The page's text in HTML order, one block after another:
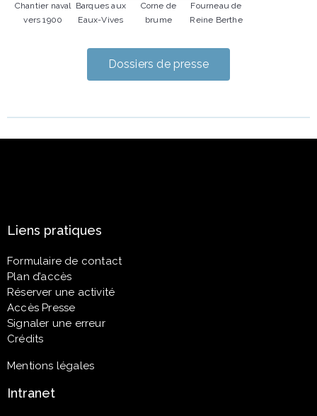
Chantier naval
vers 1900
Barques aux
Eaux-Vives
Corne de
brume
Fourneau de
Reine Berthe
Dossiers de presse
Liens pratiques
Formulaire de contact
Plan d’accès
Réserver une activité
Accès Presse
Signaler une erreur
Crédits
Mentions légales
Intranet